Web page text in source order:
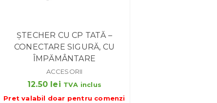
ȘTECHER CU CP TATĂ –
CONECTARE SIGURĂ, CU
ÎMPĂMÂNTARE
ACCESORII
12.50 lei TVA inclus
Pret valabil doar pentru comenzi